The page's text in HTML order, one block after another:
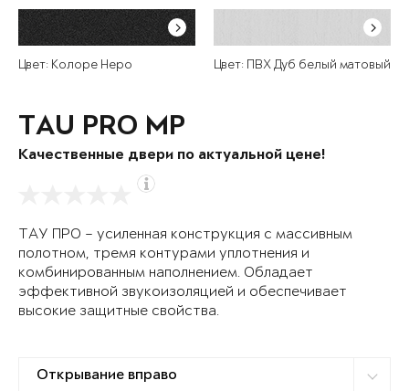
Цвет: Колоре Неро Цвет: ПВХ Дуб белый матовый
TAU PRO MP
Качественные двери по актуальной цене!
ТАУ ПРО – усиленная конструкция с массивным
полотном, тремя контурами уплотнения и
комбинированным наполнением. Обладает
эффективной звукоизоляцией и обеспечивает
высокие защитные свойства.